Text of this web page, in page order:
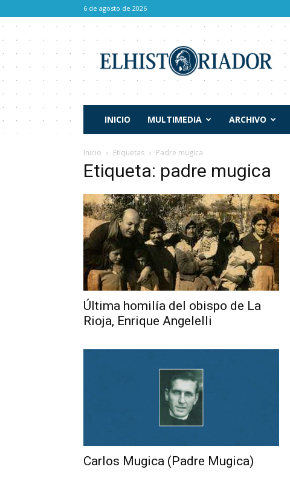
6 de agosto de 2026
Historiador
INICIO MULTIMEDIA ARCHIVO
Inicio Etiquetas Padre mugica
Etiqueta: padre mugica
Última homilía del obispo de La
Rioja, Enrique Angelelli
Carlos Mugica (Padre Mugica)